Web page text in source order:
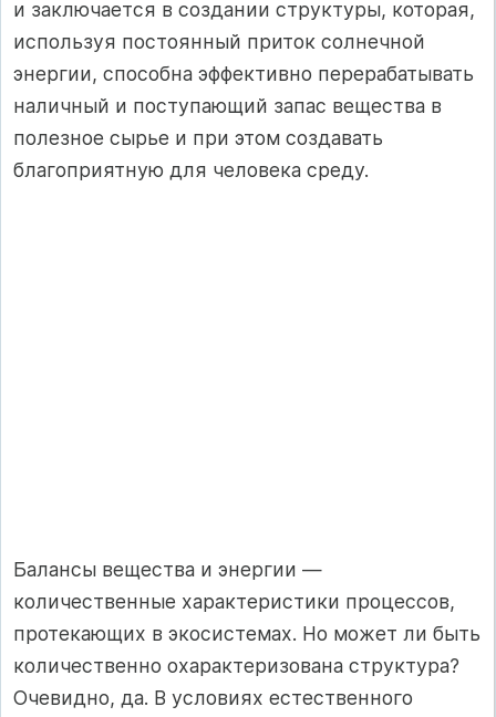
и заключается в создании структуры, которая,
используя постоянный приток солнечной
энергии, способна эффективно перерабатывать
наличный и поступающий запас вещества в
полезное сырье и при этом создавать
благоприятную для человека среду.
Балансы вещества и энергии —
количественные характеристики процессов,
протекающих в экосистемах. Но может ли быть
количественно охарактеризована структура?
Очевидно, да. В условиях естественного